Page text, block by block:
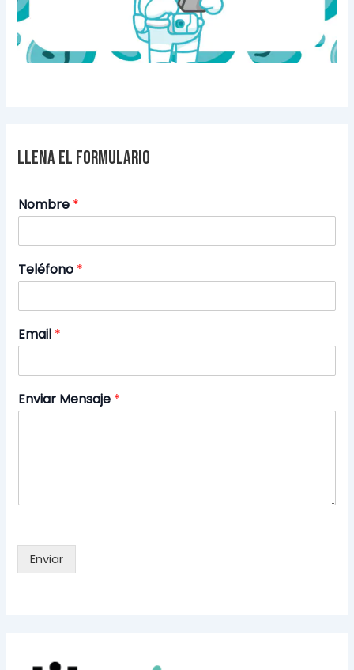
Llena el formulario
Nombre *
Teléfono *
Email *
Enviar Mensaje *
Enviar